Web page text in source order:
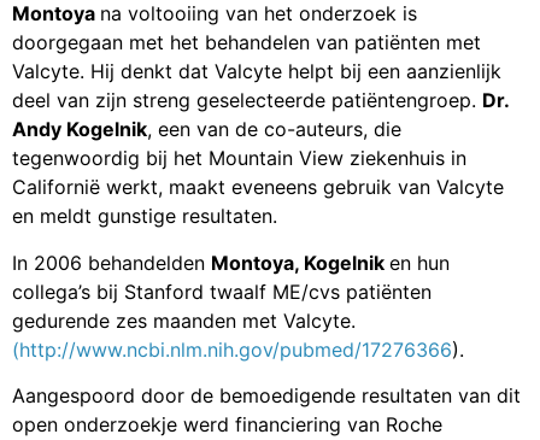
Montoya na voltooiing van het onderzoek is
doorgegaan met het behandelen van patiënten met
Valcyte. Hij denkt dat Valcyte helpt bij een aanzienlijk
deel van zijn streng geselecteerde patiëntengroep. Dr.
Andy Kogelnik, een van de co-auteurs, die
tegenwoordig bij het Mountain View ziekenhuis in
Californië werkt, maakt eveneens gebruik van Valcyte
en meldt gunstige resultaten.
In 2006 behandelden Montoya, Kogelnik en hun
collega’s bij Stanford twaalf ME/cvs patiënten
gedurende zes maanden met Valcyte.
(http://www.ncbi.nlm.nih.gov/pubmed/17276366).
Aangespoord door de bemoedigende resultaten van dit
open onderzoekje werd financiering van Roche